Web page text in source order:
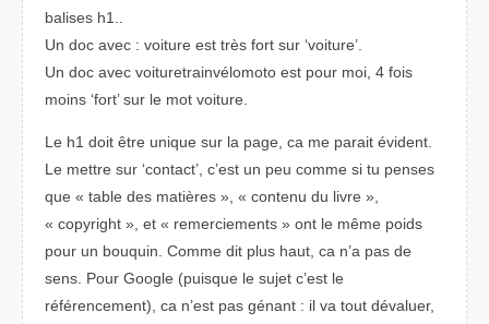
balises h1..
Un doc avec : voiture est très fort sur ‘voiture’.
Un doc avec voituretrainvélomoto est pour moi, 4 fois
moins ‘fort’ sur le mot voiture.
Le h1 doit être unique sur la page, ca me parait évident.
Le mettre sur ‘contact’, c’est un peu comme si tu penses
que « table des matières », « contenu du livre »,
« copyright », et « remerciements » ont le même poids
pour un bouquin. Comme dit plus haut, ca n’a pas de
sens. Pour Google (puisque le sujet c’est le
référencement), ca n’est pas génant : il va tout dévaluer,